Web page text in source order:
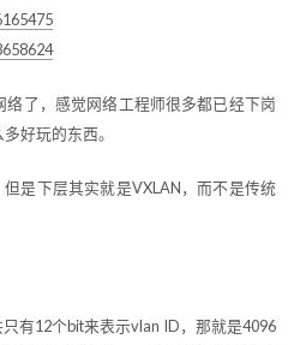
了，感觉网络工程师很多都已经下岗
好玩的东西。
是下层其实就是VXLAN，而不是传统
有12个bit来表示vlan ID，那就是4096